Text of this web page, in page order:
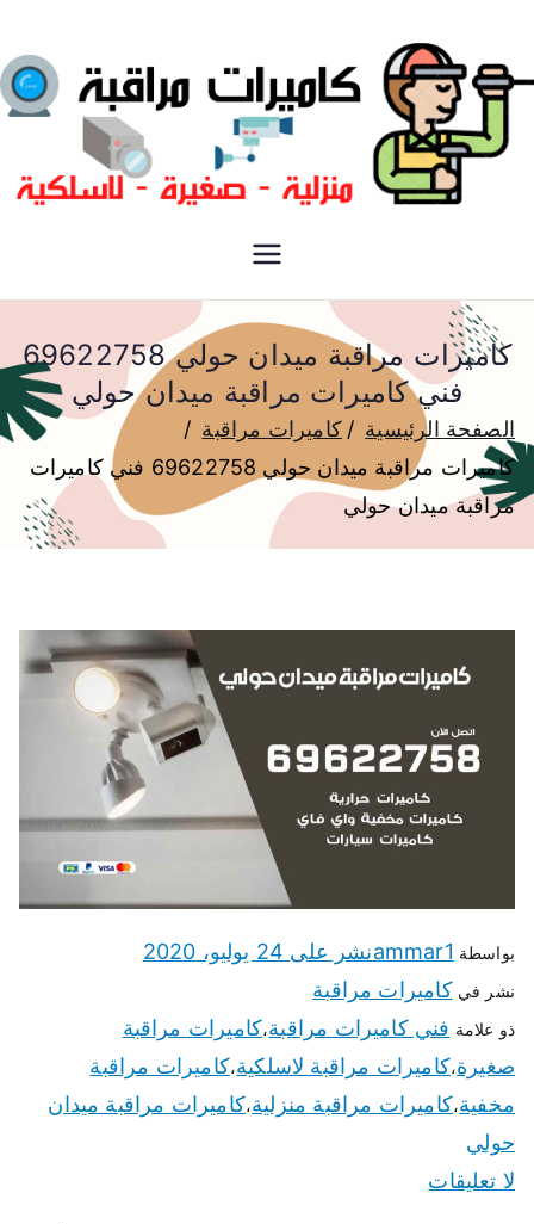
فني كاميرات مراقبة الكويت
كاميرات مراقبة ميدان حولي 69622758
فني كاميرات مراقبة ميدان حولي
الصفحة الرئيسية
كاميرات مراقبة
كاميرات مراقبة ميدان حولي 69622758 فني كاميرات
مراقبة ميدان حولي
بواسطة ammar1نشر على 24 يوليو، 2020
نشر في كاميرات مراقبة
ذو علامة فني كاميرات مراقبة،كاميرات مراقبة
صغيرة،كاميرات مراقبة لاسلكية،كاميرات مراقبة
مخفية،كاميرات مراقبة منزلية،كاميرات مراقبة ميدان
حولي
لا تعليقات